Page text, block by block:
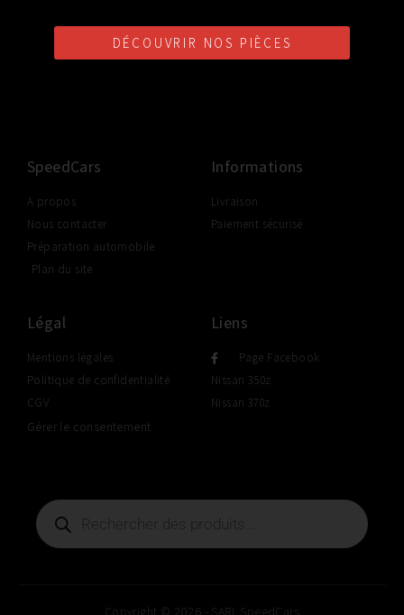
SpeedCars
A propos
Nous contacter
Préparation automobile
Plan du site
Informations
Livraison
Paiement sécurisé
Légal
Mentions légales
Politique de confidentialité
CGV
Gérer le consentement
Liens
Page Facebook
Nissan 350z
Nissan 370z
Copyright © 2026 - SARL SpeedCars
DÉCOUVRIR NOS PIÈCES